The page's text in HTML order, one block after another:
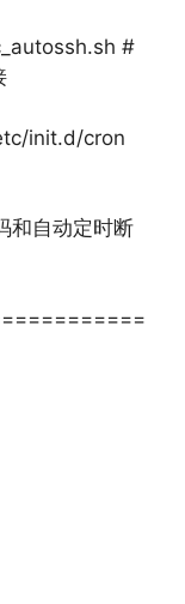
#
init.d/cron
和自动定时断